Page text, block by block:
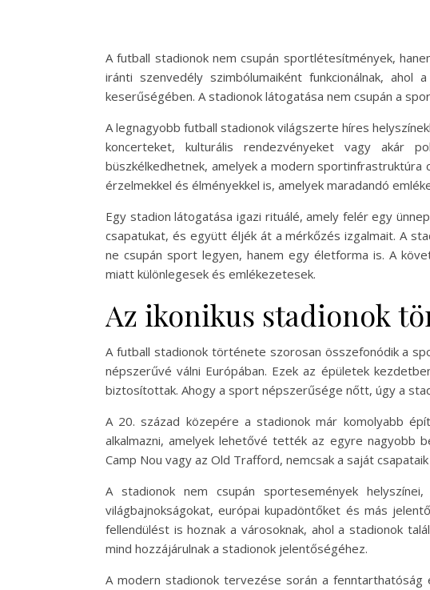
A futball stadionok nem csupán sportlétesítmények,
iránti szenvedély szimbólumaiként funkcionálnak,
keserűségében. A stadionok látogatása nem csupán a
A legnagyobb futball stadionok világszerte híres
koncerteket, kulturális rendezvényeket vagy akár
büszkélkedhetnek, amelyek a modern sportinfrastruktúra
érzelmekkel és élményekkel is, amelyek maradandó
Egy stadion látogatása igazi rituálé, amely felér egy
csapatukat, és együtt éljék át a mérkőzés izgalmait. A
ne csupán sport legyen, hanem egy életforma is. A
miatt különlegesek és emlékezetesek.
Az ikonikus stadionok
A futball stadionok története szorosan összefonódik a
népszerűvé válni Európában. Ezek az épületek
biztosítottak. Ahogy a sport népszerűsége nőtt, úgy a
A 20. század közepére a stadionok már komolyabb
alkalmazni, amelyek lehetővé tették az egyre nagyobb
Camp Nou vagy az Old Trafford, nemcsak a saját
A stadionok nem csupán sportesemények
világbajnokságokat, európai kupadöntőket és más
fellendülést is hoznak a városoknak, ahol a stadionok
mind hozzájárulnak a stadionok jelentőségéhez.
A modern stadionok tervezése során a